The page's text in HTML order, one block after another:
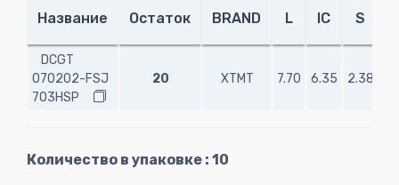
Название Остаток BRAND L IC S
DCGT
070202-FSJ
703HSP
20 XTMT 7.70 6.35 2.38
Количество в упаковке : 10